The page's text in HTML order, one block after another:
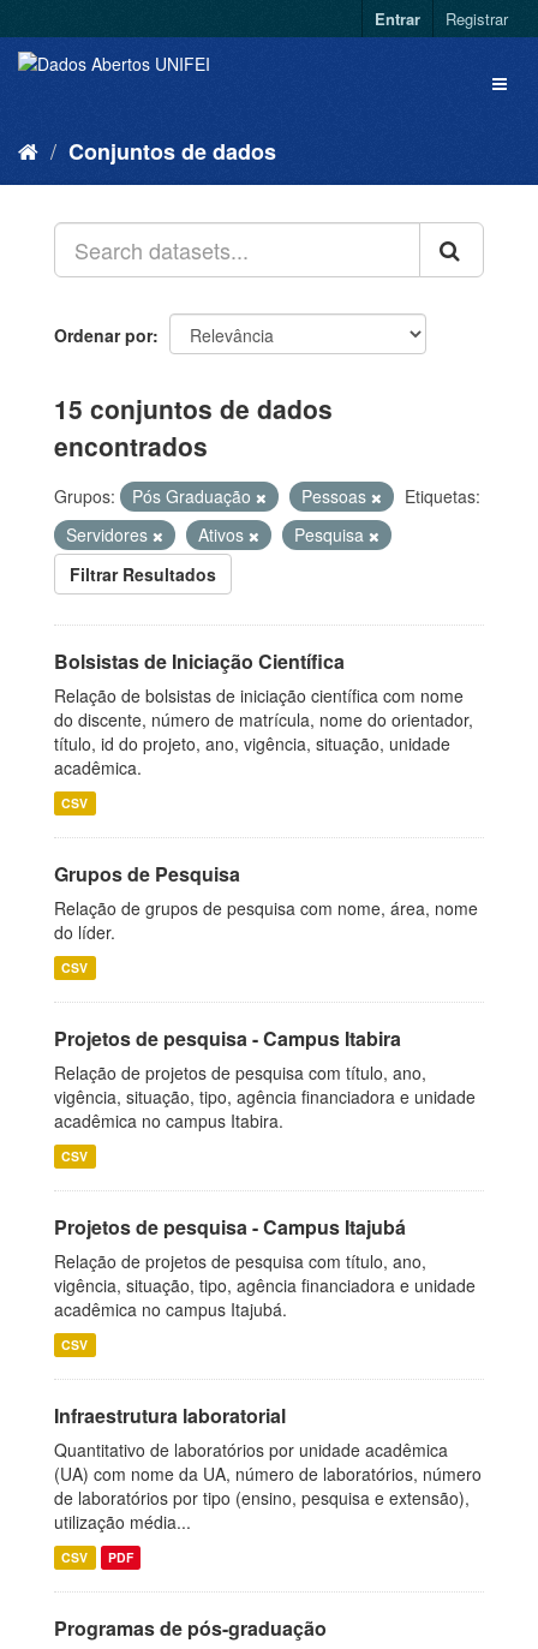
Entrar Registrar
Conjuntos de dados
Ordenar por
15 conjuntos de dados
encontrados
Grupos: Pós Graduação Pessoas
Etiquetas:
Servidores
Ativos
Pesquisa
Filtrar Resultados
Bolsistas de Iniciação Científica
Relação de bolsistas de iniciação científica com nome
do discente, número de matrícula, nome do orientador,
título, id do projeto, ano, vigência, situação, unidade
acadêmica.
CSV
Grupos de Pesquisa
Relação de grupos de pesquisa com nome, área, nome
do líder.
CSV
Projetos de pesquisa - Campus Itabira
Relação de projetos de pesquisa com título, ano,
vigência, situação, tipo, agência financiadora e unidade
acadêmica no campus Itabira.
CSV
Projetos de pesquisa - Campus Itajubá
Relação de projetos de pesquisa com título, ano,
vigência, situação, tipo, agência financiadora e unidade
acadêmica no campus Itajubá.
CSV
Infraestrutura laboratorial
Quantitativo de laboratórios por unidade acadêmica
(UA) com nome da UA, número de laboratórios, número
de laboratórios por tipo (ensino, pesquisa e extensão),
utilização média...
CSV PDF
Programas de pós-graduação